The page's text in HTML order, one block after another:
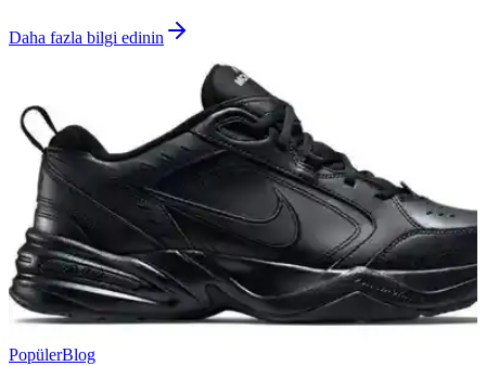
Daha fazla bilgi edinin
PopülerBlog